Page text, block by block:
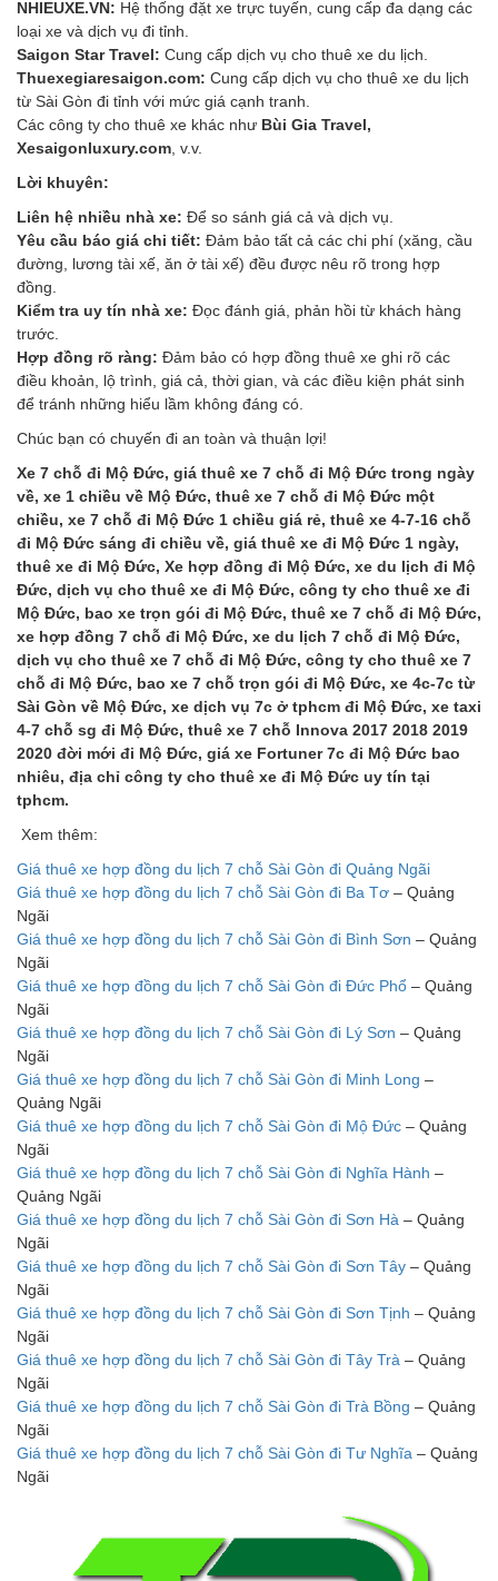
NHIEUXE.VN: Hệ thống đặt xe trực tuyến, cung cấp đa dạng các
loại xe và dịch vụ đi tỉnh.
Saigon Star Travel: Cung cấp dịch vụ cho thuê xe du lịch.
Thuexegiaresaigon.com: Cung cấp dịch vụ cho thuê xe du lịch
từ Sài Gòn đi tỉnh với mức giá cạnh tranh.
Các công ty cho thuê xe khác như Bùi Gia Travel,
Xesaigonluxury.com , v.v.
Lời khuyên:
Liên hệ nhiều nhà xe: Để so sánh giá cả và dịch vụ.
Yêu cầu báo giá chi tiết: Đảm bảo tất cả các chi phí (xăng, cầu
đường, lương tài xế, ăn ở tài xế) đều được nêu rõ trong hợp
đồng.
Kiểm tra uy tín nhà xe: Đọc đánh giá, phản hồi từ khách hàng
trước.
Hợp đồng rõ ràng: Đảm bảo có hợp đồng thuê xe ghi rõ các
điều khoản, lộ trình, giá cả, thời gian, và các điều kiện phát sinh
để tránh những hiểu lầm không đáng có.
Chúc bạn có chuyến đi an toàn và thuận lợi!
Xe 7 chỗ đi Mộ Đức, giá thuê xe 7 chỗ đi Mộ Đức trong ngày
về, xe 1 chiều về Mộ Đức, thuê xe 7 chỗ đi Mộ Đức một
chiều, xe 7 chỗ đi Mộ Đức 1 chiều giá rẻ, thuê xe 4-7-16 chỗ
đi Mộ Đức sáng đi chiều về, giá thuê xe đi Mộ Đức 1 ngày,
thuê xe đi Mộ Đức, Xe hợp đồng đi Mộ Đức, xe du lịch đi Mộ
Đức, dịch vụ cho thuê xe đi Mộ Đức, công ty cho thuê xe đi
Mộ Đức, bao xe trọn gói đi Mộ Đức, thuê xe 7 chỗ đi Mộ Đức,
xe hợp đồng 7 chỗ đi Mộ Đức, xe du lịch 7 chỗ đi Mộ Đức,
dịch vụ cho thuê xe 7 chỗ đi Mộ Đức, công ty cho thuê xe 7
chỗ đi Mộ Đức, bao xe 7 chỗ trọn gói đi Mộ Đức, xe 4c-7c từ
Sài Gòn về Mộ Đức, xe dịch vụ 7c ở tphcm đi Mộ Đức, xe taxi
4-7 chỗ sg đi Mộ Đức, thuê xe 7 chỗ Innova 2017 2018 2019
2020 đời mới đi Mộ Đức, giá xe Fortuner 7c đi Mộ Đức bao
nhiêu, địa chỉ công ty cho thuê xe đi Mộ Đức uy tín tại
tphcm.
Xem thêm:
Giá thuê xe hợp đồng du lịch 7 chỗ Sài Gòn đi Quảng Ngãi
Giá thuê xe hợp đồng du lịch 7 chỗ Sài Gòn đi Ba Tơ – Quảng
Ngãi
Giá thuê xe hợp đồng du lịch 7 chỗ Sài Gòn đi Bình Sơn – Quảng
Ngãi
Giá thuê xe hợp đồng du lịch 7 chỗ Sài Gòn đi Đức Phổ – Quảng
Ngãi
Giá thuê xe hợp đồng du lịch 7 chỗ Sài Gòn đi Lý Sơn – Quảng
Ngãi
Giá thuê xe hợp đồng du lịch 7 chỗ Sài Gòn đi Minh Long –
Quảng Ngãi
Giá thuê xe hợp đồng du lịch 7 chỗ Sài Gòn đi Mộ Đức – Quảng
Ngãi
Giá thuê xe hợp đồng du lịch 7 chỗ Sài Gòn đi Nghĩa Hành –
Quảng Ngãi
Giá thuê xe hợp đồng du lịch 7 chỗ Sài Gòn đi Sơn Hà – Quảng
Ngãi
Giá thuê xe hợp đồng du lịch 7 chỗ Sài Gòn đi Sơn Tây – Quảng
Ngãi
Giá thuê xe hợp đồng du lịch 7 chỗ Sài Gòn đi Sơn Tịnh – Quảng
Ngãi
Giá thuê xe hợp đồng du lịch 7 chỗ Sài Gòn đi Tây Trà – Quảng
Ngãi
Giá thuê xe hợp đồng du lịch 7 chỗ Sài Gòn đi Trà Bồng – Quảng
Ngãi
Giá thuê xe hợp đồng du lịch 7 chỗ Sài Gòn đi Tư Nghĩa – Quảng
Ngãi